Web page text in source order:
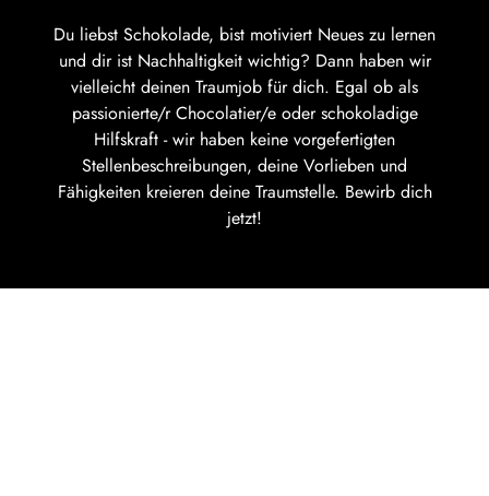
Du liebst Schokolade, bist motiviert Neues zu lernen
und dir ist Nachhaltigkeit wichtig? Dann haben wir
vielleicht deinen Traumjob für dich. Egal ob als
passionierte/r Chocolatier/e oder schokoladige
Hilfskraft - wir haben keine vorgefertigten
Stellenbeschreibungen, deine Vorlieben und
Fähigkeiten kreieren deine Traumstelle. Bewirb dich
jetzt!